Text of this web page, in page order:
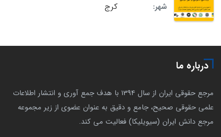
شهر:
کرج
درباره ما
مرجع حقوقی ایران از سال 1394 با هدف جمع آوری و انتشار اطلاعات
علمی حقوقی صحیح، جامع و دقیق به عنوان عضوی از زیر مجموعه
مرجع دانش ایران (سیویلیکا) فعالیت می کند.